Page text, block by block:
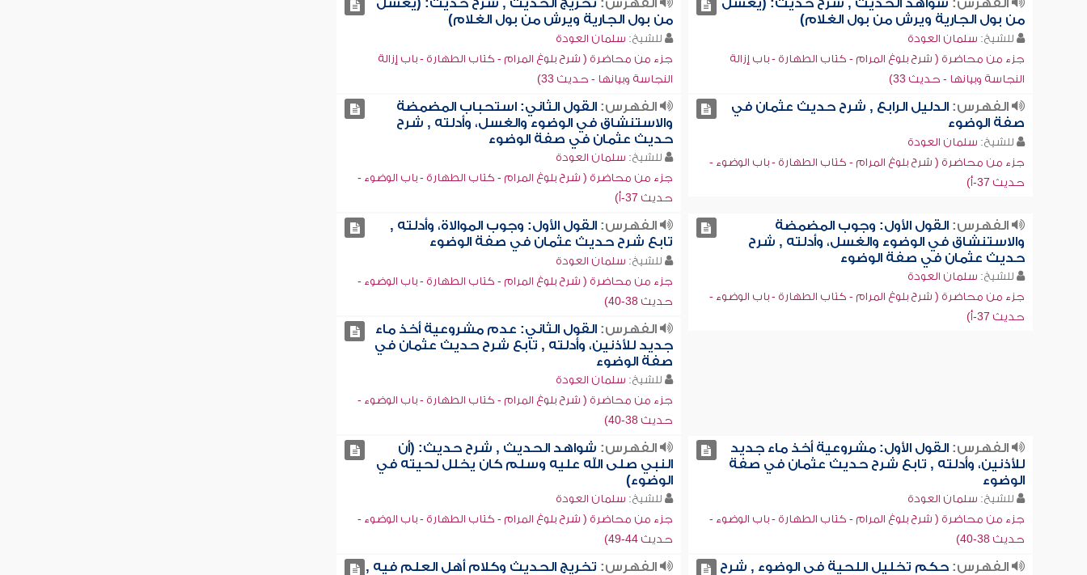
الفهرس: شواهد الحديث , شرح حديث: (يغسل
من بول الجارية ويرش من بول الغلام)
للشيخ: سلمان العودة
جزء من محاضرة ( شرح بلوغ المرام - كتاب الطهارة - باب إزالة
النجاسة وبيانها - حديث 33)
الفهرس: تخريج الحديث , شرح حديث: (يغسل
من بول الجارية ويرش من بول الغلام)
للشيخ: سلمان العودة
جزء من محاضرة ( شرح بلوغ المرام - كتاب الطهارة - باب إزالة
النجاسة وبيانها - حديث 33)
الفهرس:الدليل الرابع , شرح حديث عثمان في
صفة الوضوء
للشيخ: سلمان العودة
جزء من محاضرة ( شرح بلوغ المرام - كتاب الطهارة - باب الوضوء -
حديث 37-أ)
الفهرس: القول الثاني: استحباب المضمضة
والاستنشاق في الوضوء والغسل، وأدلته , شرح
حديث عثمان في صفة الوضوء
للشيخ: سلمان العودة
جزء من محاضرة ( شرح بلوغ المرام - كتاب الطهارة - باب الوضوء -
حديث 37-أ)
الفهرس:القول الأول: وجوب المضمضة
والاستنشاق في الوضوء والغسل، وأدلته , شرح
حديث عثمان في صفة الوضوء
للشيخ: سلمان العودة
جزء من محاضرة ( شرح بلوغ المرام - كتاب الطهارة - باب الوضوء -
حديث 37-أ)
الفهرس: القول الأول: وجوب الموالاة، وأدلته ,
تابع شرح حديث عثمان في صفة الوضوء
للشيخ: سلمان العودة
جزء من محاضرة ( شرح بلوغ المرام - كتاب الطهارة - باب الوضوء -
حديث 38-40)
الفهرس: القول الثاني: عدم مشروعية أخذ ماء
جديد للأذنين، وأدلته , تابع شرح حديث عثمان في
صفة الوضوء
للشيخ: سلمان العودة
جزء من محاضرة ( شرح بلوغ المرام - كتاب الطهارة - باب الوضوء -
حديث 38-40)
الفهرس:القول الأول: مشروعية أخذ ماء جديد
للأذنين، وأدلته , تابع شرح حديث عثمان في صفة
الوضوء
للشيخ: سلمان العودة
جزء من محاضرة ( شرح بلوغ المرام - كتاب الطهارة - باب الوضوء -
حديث 38-40)
الفهرس: شواهد الحديث , شرح حديث: (أن
النبي صلى الله عليه وسلم كان يخلل لحيته في
الوضوء)
للشيخ: سلمان العودة
جزء من محاضرة ( شرح بلوغ المرام - كتاب الطهارة - باب الوضوء -
حديث 44-49)
الفهرس:حكم تخليل اللحية في الوضوء , شرح الفهرس: تخريج الحديث وكلام أهل العلم فيه ,